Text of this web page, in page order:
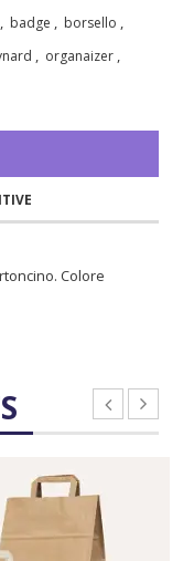
, badge , borsello ,
, organaizer ,
Colore